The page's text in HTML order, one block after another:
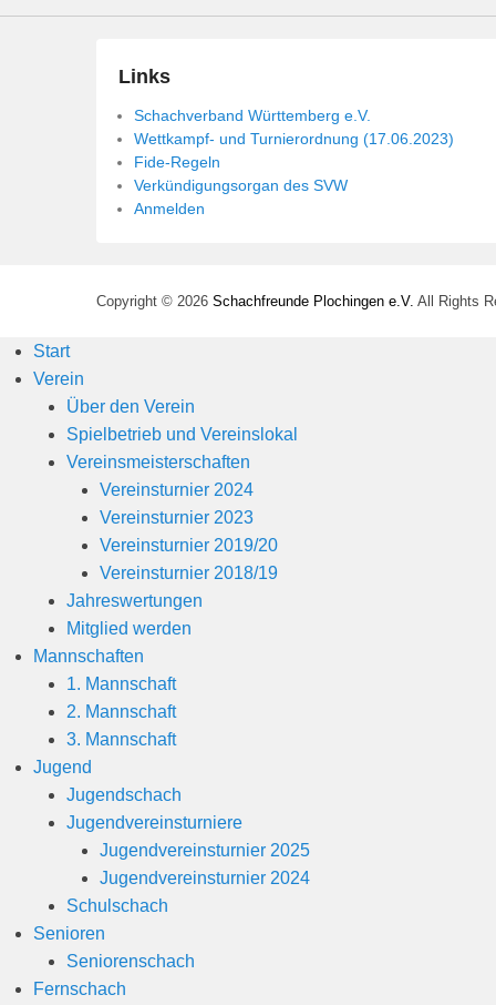
n
Links
Schachverband Württemberg e.V.
Wettkampf- und Turnierordnung (17.06.2023)
Fide-Regeln
Verkündigungsorgan des SVW
Anmelden
Copyright © 2026 Schachfreunde Plochingen e.V. All Rights
Start
Verein
Über den Verein
Spielbetrieb und Vereinslokal
Vereinsmeisterschaften
Vereinsturnier 2024
Vereinsturnier 2023
Vereinsturnier 2019/20
Vereinsturnier 2018/19
Jahreswertungen
Mitglied werden
Mannschaften
1. Mannschaft
2. Mannschaft
3. Mannschaft
Jugend
Jugendschach
Jugendvereinsturniere
Jugendvereinsturnier 2025
Jugendvereinsturnier 2024
Schulschach
Senioren
Seniorenschach
Fernschach